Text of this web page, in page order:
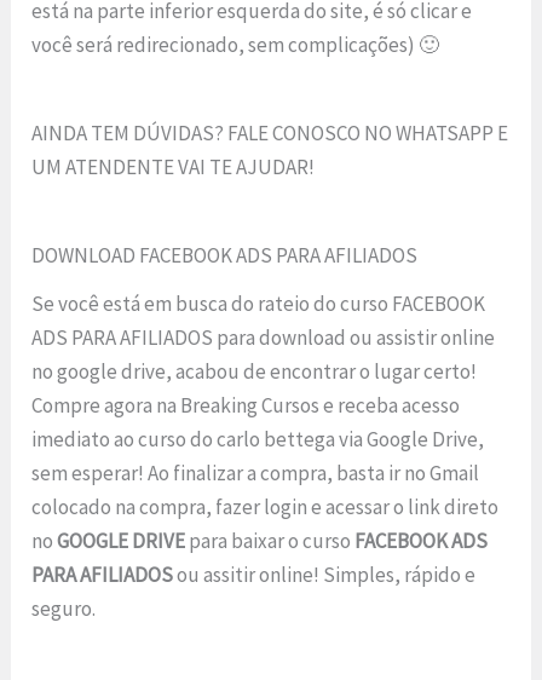
está na parte inferior esquerda do site, é só clicar e
você será redirecionado, sem complicações) 🙂
AINDA TEM DÚVIDAS? FALE CONOSCO NO WHATSAPP E
UM ATENDENTE VAI TE AJUDAR!
DOWNLOAD FACEBOOK ADS PARA AFILIADOS
Se você está em busca do rateio do curso FACEBOOK
ADS PARA AFILIADOS para download ou assistir online
no google drive, acabou de encontrar o lugar certo!
Compre agora na Breaking Cursos e receba acesso
imediato ao curso do carlo bettega via Google Drive,
sem esperar! Ao finalizar a compra, basta ir no Gmail
colocado na compra, fazer login e acessar o link direto
noGOOGLE DRIVEpara baixar o curso FACEBOOK ADS
PARA AFILIADOSou assitir online! Simples, rápido e
seguro.